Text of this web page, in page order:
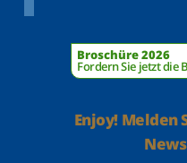
Broschüre 2026
Fordern Sie jetzt die
Enjoy! Melden